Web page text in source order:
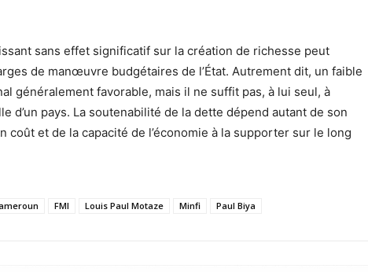
sans effet significatif sur la création de richesse peut
de manœuvre budgétaires de l’État. Autrement dit, un faible
généralement favorable, mais il ne suffit pas, à lui seul, à
d’un pays. La soutenabilité de la dette dépend autant de son
coût et de la capacité de l’économie à la supporter sur le long
FMI Louis Paul Motaze Minfi Paul Biya